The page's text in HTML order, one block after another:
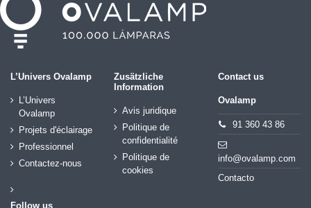
L’Univers Ovalamp
L’Univers
Ovalamp
Projets d'éclairage
Professionnel
Contactez-nous
Zusätzliche
Information
Avis juridique
Politique de
confidentialité
Politique de
cookies
Contact us
Ovalamp
91 360 43 86
info@ovalamp.com
Contacto
Follow us